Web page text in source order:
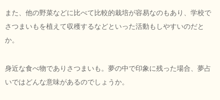
また、他の野菜などに比べて比較的栽培が容易なのもあり、学校で
さつまいもを植えて収穫するなどといった活動もしやすいのだと
か。
身近な食べ物でありさつまいも。夢の中で印象に残った場合、夢占
いではどんな意味があるのでしょうか。